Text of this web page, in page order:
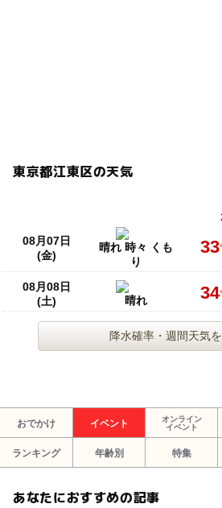
東京都江東区の天気
08月07日
(金)
晴れ 時々 くも
り
33
08月08日
(土)
晴れ 34
降水確率・週間天気
おでかけ イベント
オンライン
イベント
ランキング 年齢別 特集
あなたにおすすめの記事